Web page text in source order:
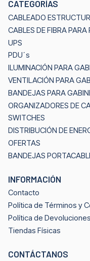
CATEGORÍAS
CABLEADO
CABLES DE FIBRA
UPS
PDU´s
ILUMINACIÓN PARA
VENTILACIÓN PARA
BANDEJAS PARA
ORGANIZADORES DE
SWITCHES
DISTRIBUCIÓN DE
OFERTAS
BANDEJAS
INFORMACIÓN
Contacto
Política de Términos y
Política de Devoluciones
Tiendas Físicas
CONTÁCTANOS